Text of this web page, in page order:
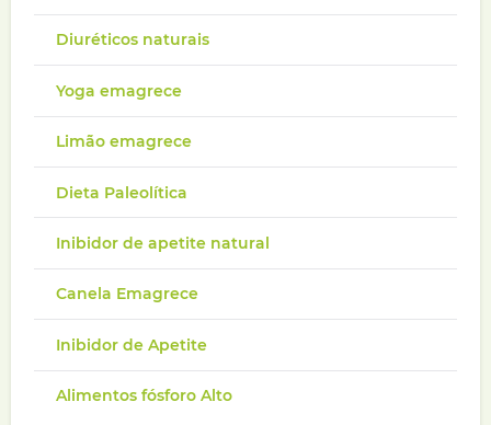
Diuréticos naturais
Yoga emagrece
Limão emagrece
Dieta Paleolítica
Inibidor de apetite natural
Canela Emagrece
Inibidor de Apetite
Alimentos fósforo Alto